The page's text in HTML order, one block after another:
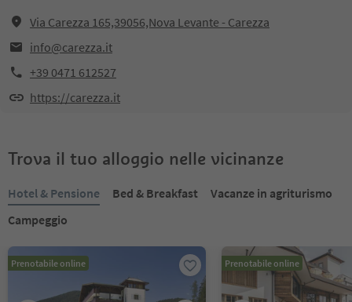
Via Carezza 165,39056,Nova Levante - Carezza
info@carezza.it
+39 0471 612527
https://carezza.it
Trova il tuo alloggio nelle vicinanze
Hotel & Pensione Bed & Breakfast
Vacanze in agriturismo
Campeggio
Prenotabile online Prenotabile online